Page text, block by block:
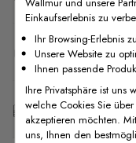
F.A.Q
Kostenlose
Einkaufserlebnis zu
Ihr Browsing-Erlebnis
Unsere Website zu
Ihnen passende
Ihre Privatsphäre ist uns
welche Cookies Sie
akzeptieren möchten.
uns, Ihnen den